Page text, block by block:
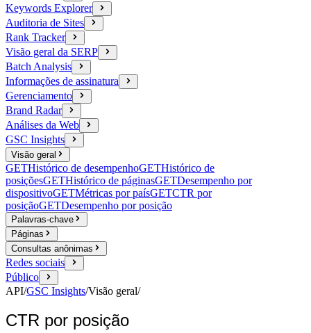
Keywords Explorer
Auditoria de Sites
Rank Tracker
Visão geral da SERP
Batch Analysis
Informações de assinatura
Gerenciamento
Brand Radar
Análises da Web
GSC Insights
Visão geral
GETHistórico de desempenhoGETHistórico de
posiçõesGETHistórico de páginasGETDesempenho por
dispositivoGETMétricas por paísGETCTR por
posiçãoGETDesempenho por posição
Palavras-chave
Páginas
Consultas anônimas
Redes sociais
Público
API/GSC Insights/Visão geral/
CTR por posição